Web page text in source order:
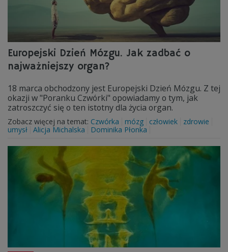
Europejski Dzień Mózgu. Jak zadbać o
najważniejszy organ?
18 marca obchodzony jest Europejski Dzień Mózgu. Z tej
okazji w "Poranku Czwórki" opowiadamy o tym, jak
zatroszczyć się o ten istotny dla życia organ.
Zobacz więcej na temat: Czwórka mózg człowiek
zdrowie
umysł Alicja Michalska Dominika Płonka